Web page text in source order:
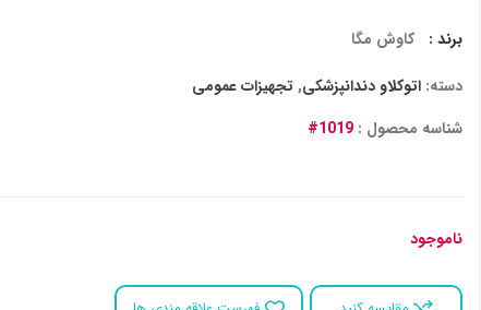
برند :
کاوش مگا
دسته: اتوکلاو دندانپزشکی, تجهیزات عمومی
شناسه محصول : 1019#
ناموجود